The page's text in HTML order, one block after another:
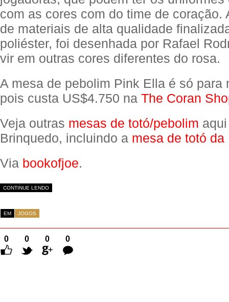
com as cores com do time de coração.
de materiais de alta qualidade
poliéster, foi desenhada por Rafael
vir em outras cores diferentes do rosa.
A mesa de pebolim Pink Ella é só para
pois custa US$4.750 na The Coran
Veja outras mesas de totó/pebolim
Brinquedo, incluindo a mesa de totó da
Via bookofjoe.
CONTINUE LENDO
EM JOGOS
0 0 0
0
Comentários